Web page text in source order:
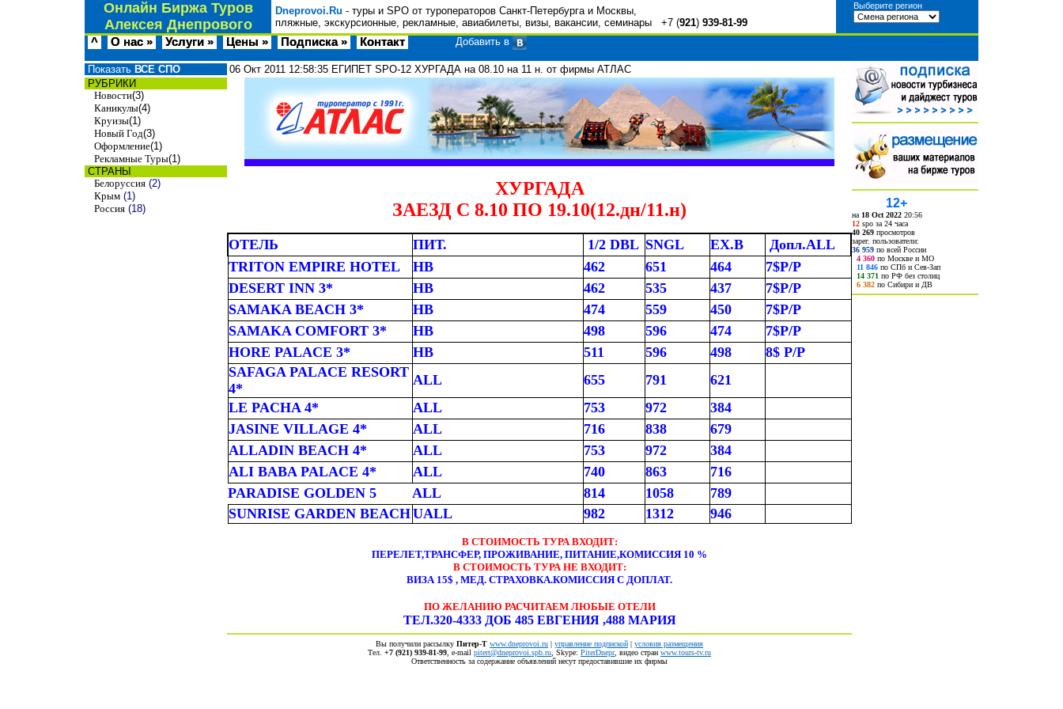
Онлайн Биржа Туров
Алексея Днепрового
Dneprovoi.Ru - туры и SPO от туроператоров Санкт-Петербурга и Москвы,
пляжные, экскурсионные, рекламные, авиабилеты, визы, вакансии, семинары +7 (921) 939-81-99
Выберите регион
^ О нас » Услуги » Цены » Подписка » Контакт Добавить в
Показать ВСЕ СПО
РУБРИКИ
Новости(3)
Каникулы(4)
Круизы(1)
Новый Год(3)
Оформление(1)
Рекламные Туры(1)
СТРАНЫ
Белоруссия (2)
Крым (1)
Россия (18)
06 Окт 2011 12:58:35 ЕГИПЕТ SPO-12 ХУРГАДА на 08.10 на 11 н. от фирмы АТЛАС
ХУРГАДА
ЗАЕЗД С 8.10 ПО 19.10(12.дн/11.н)
ОТЕЛЬ ПИТ. 1/2 DBL SNGL EX.B
Допл.ALL
TRITON EMPIRE HOTEL
HB 462 651 464
7$P/P
DESERT INN 3*
HB 462 535 437
7$P/P
SAMAKA BEACH 3*
HB 474 559 450
7$P/P
SAMAKA COMFORT 3*
HB 498 596 474
7$P/P
HORE PALACE 3*
HB 511 596 498
8$ P/P
SAFAGA PALACE RESORT
4*
ALL 655 791
621
LE PACHA 4*
ALL 753 972
384
JASINE VILLAGE 4*
ALL 716 838
679
ALLADIN BEACH 4*
ALL 753 972
384
ALI BABA PALACE 4*
ALL 740 863
716
PARADISE GOLDEN 5
ALL 814 1058
789
SUNRISE GARDEN BEACHUALL 982 1312 946
В СТОИМОСТЬ ТУРА ВХОДИТ:
ПЕРЕЛЕТ,ТРАНСФЕР, ПРОЖИВАНИЕ, ПИТАНИЕ,КОМИССИЯ 10 %
В СТОИМОСТЬ ТУРА НЕ ВХОДИТ:
ВИЗА 15$ , МЕД. СТРАХОВКА.КОМИССИЯ С ДОПЛАТ.
ПО ЖЕЛАНИЮ РАСЧИТАЕМ ЛЮБЫЕ ОТЕЛИ
ТЕЛ.320-4333 ДОБ 485 ЕВГЕНИЯ ,488 МАРИЯ
Вы получили рассылку Питер-Т www.dneprovoi.ru | управление подпиской | условия размещения
Тел. +7 (921) 939-81-99 , е-mail pitert@dneprovoi.spb.ru , Skype: PiterDnepr, видео стран www.tours-tv.ru
Ответственность за содержание объявлений несут предоставившие их фирмы
12+
на 18 Oct 2022 20:56
12 spo за 24 часа
40 269 просмотров
зарег. пользователи:
36 959 по всей России
4 360 по Москве и МО
11 846 по СПб и Сев-Зап
14 371 по РФ без столиц
6 382 по Сибири и ДВ